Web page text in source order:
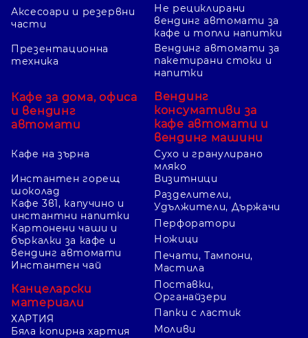
Аксесоари и резервни
части
Презентационна
техника
Кафе за дома, офиса
и вендинг
автомати
Кафе на зърна
Не рециклирани
вендинг автомати за
кафе и топли напитки
Вендинг автомати за
пакетирани стоки и
напитки
Вендинг
консумативи за
кафе автомати и
вендинг машини
Сухо и гранулирано
мляко
Инстантен горещ
шоколад
Кафе 3в1, капучино и
инстантни напитки
Картонени чаши и
бъркалки за кафе и
вендинг автомати
Инстантен чай
Канцеларски
материали
ХАРТИЯ
Бяла копирна хартия
Визитници
Разделители,
Удължители, Държачи
Перфоратори
Ножици
Печати, Тампони,
Мастила
Поставки,
Органайзери
Папки с ластик
Моливи